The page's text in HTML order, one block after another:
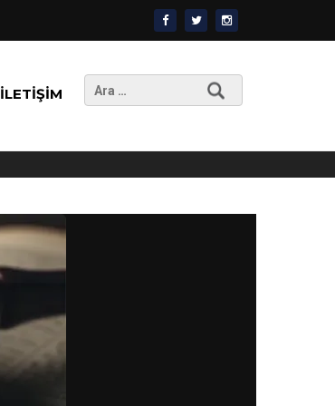
İLETIŞIM
Arama: